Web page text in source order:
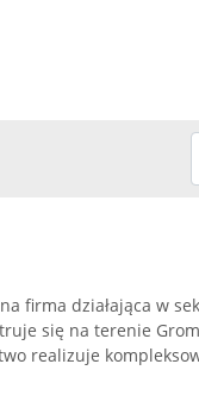
firma działająca w
się na terenie
realizuje